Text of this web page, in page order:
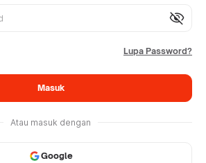
visibility_off
Lupa Password?
Masuk
Atau masuk dengan
Google